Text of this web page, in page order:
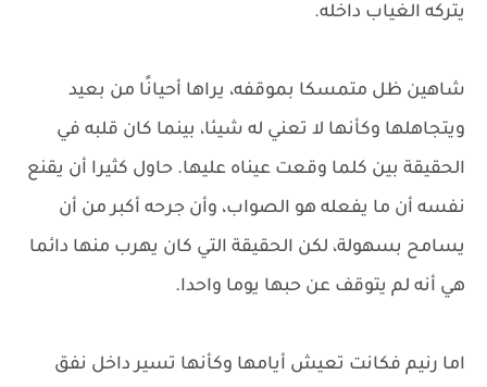
يتركه الغياب داخله.
شاهين ظل متمسكا بموقفه، يراها أحيانًا من بعيد
ويتجاهلها وكأنها لا تعني له شيئا، بينما كان قلبه في
الحقيقة بين كلما وقعت عيناه عليها. حاول كثيرا أن يقنع
نفسه أن ما يفعله هو الصواب، وأن جرحه أكبر من أن
يسامح بسهولة، لكن الحقيقة التي كان يهرب منها دائما
هي أنه لم يتوقف عن حبها يوما واحدا.
اما رنيم فكانت تعيش أيامها وكأنها تسير داخل نفق